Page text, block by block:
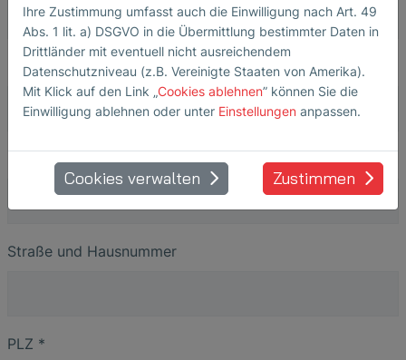
Name*
*
Straße und Hausnummer
PLZ *
Ihre Zustimmung umfasst auch die Einwilligung nach Art. 49
Abs. 1 lit. a) DSGVO in die Übermittlung bestimmter Daten in
Drittländer mit eventuell nicht ausreichendem
Datenschutzniveau (z.B. Vereinigte Staaten von Amerika).
Mit Klick auf den Link „Cookies ablehnen” können Sie die
Einwilligung ablehnen oder unter Einstellungen anpassen.
Cookies verwalten Zustimmen